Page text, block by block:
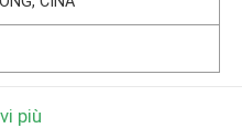
più